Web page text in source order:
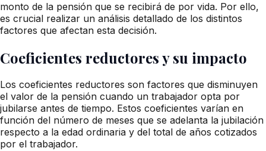
monto de la pensión que se recibirá de por vida. Por ello,
es crucial realizar un análisis detallado de los distintos
factores que afectan esta decisión.
Coeficientes reductores y su impacto
Los coeficientes reductores son factores que disminuyen
el valor de la pensión cuando un trabajador opta por
jubilarse antes de tiempo. Estos coeficientes varían en
función del número de meses que se adelanta la jubilación
respecto a la edad ordinaria y del total de años cotizados
por el trabajador.